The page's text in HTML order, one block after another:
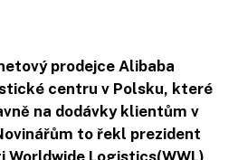
prodejce Alibaba
centru v Polsku, které
na dodávky klientům v
to řekl prezident
Worldwide Logistics(WWL)